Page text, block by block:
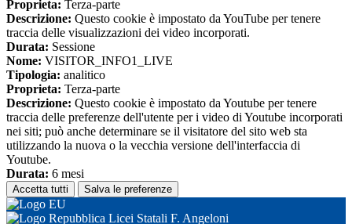
Proprieta: Terza-parte
Descrizione: Questo cookie è impostato da YouTube per tenere
traccia delle visualizzazioni dei video incorporati.
Durata: Sessione
Nome: VISITOR_INFO1_LIVE
Tipologia: analitico
Proprieta: Terza-parte
Descrizione: Questo cookie è impostato da Youtube per tenere
traccia delle preferenze dell'utente per i video di Youtube incorporati
nei siti; può anche determinare se il visitatore del sito web sta
utilizzando la nuova o la vecchia versione dell'interfaccia di
Youtube.
Durata: 6 mesi
Accetta tutti Salva le preferenze
Licei Statali F. Angeloni